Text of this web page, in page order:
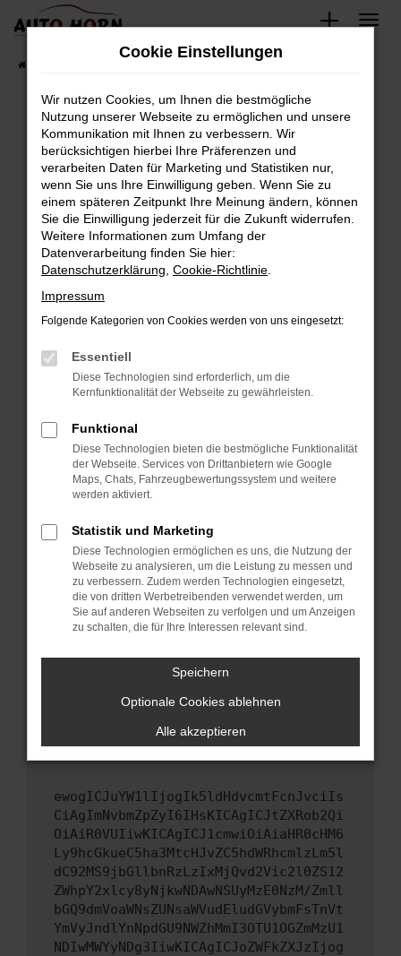
Zum
springen
Fahrzeugbestand
Fehler: Network Error
Beim Laden ist ein Fehler aufgetreten.
Hier sind ein paar Tipps, die dir helfen können:
Überprüfe deine Firewall und deine
Internetverbindung.
Laden andere Webseiten, zum Beispiel deine
Suchmaschine?
Prüfe deine Browsererweiterungen.
können das Laden bestimmter Seiten
verhindern. Funktioniert die Seite in einem
anderen Browser oder in einem privaten
Starte dein Gerät neu.
Das kann manchmal helfen, vorübergehende
Probleme zu beheben.
Betriebssystem auf dem neuesten Stand
sind.
Veraltete Software birgt nicht nur ein
Sicherheitsrisiko, sondern kann auch dazu
führen, dass bestimmte Funktionen nicht mehr
unterstützt werden.
Wende dich an den Webseitenbetreiber.
Wenn du alle oben genannten Schritte versucht
hast, kontaktiere uns bitte. Wir werden
versuchen, das Problem zu beheben. Du kannst
uns diesen Text schicken, um uns bei der
ewogICJuYW1lIjogIk5ldHdvcmtFcnJvciIs
CiAgImNvbmZpZyI6IHsKICAgICJtZXRob2Qi
OiAiR0VUIiwKICAgICJ1cmwiOiAiaHR0cHM6
Ly9hcGkueC5ha3MtcHJvZC5hdWRhcmlzLm5l
dC92MS9jbGllbnRzLzIxMjQvd2Vic2l0ZS12
ZWhpY2xlcy8yNjkwNDAwNSUyMzE0NzM/Zmll
bGQ9dmVoaWNsZUNsaWVudEludGVybmFsTnVt
YmVyJndlYnNpdGU9NWZhMmI3OTU1OGZmMzU1
NDIwMWYyNDg3IiwKICAgICJoZWFkZXJzIjog
Cookie Einstellungen
Wir nutzen Cookies, um Ihnen die bestmögliche
Nutzung unserer Webseite zu ermöglichen und unsere
Kommunikation mit Ihnen zu verbessern. Wir
berücksichtigen hierbei Ihre Präferenzen und
verarbeiten Daten für Marketing und Statistiken nur,
wenn Sie uns Ihre Einwilligung geben. Wenn Sie zu
einem späteren Zeitpunkt Ihre Meinung ändern, können
Sie die Einwilligung jederzeit für die Zukunft widerrufen.
Weitere Informationen zum Umfang der
Datenverarbeitung finden Sie hier:
Datenschutzerklärung Cookie-Richtlinie
Impressum
Folgende Kategorien von Cookies werden von uns eingesetzt:
Essentiell
Diese Technologien sind erforderlich, um die
Kernfunktionalität der Webseite zu gewährleisten.
Funktional
Diese Technologien bieten die bestmögliche Funktionalität
der Webseite. Services von Drittanbietern wie Google
Maps, Chats, Fahrzeugbewertungssystem und weitere
werden aktiviert.
Statistik und Marketing
Diese Technologien ermöglichen es uns, die Nutzung der
Webseite zu analysieren, um die Leistung zu messen und
zu verbessern. Zudem werden Technologien eingesetzt,
die von dritten Werbetreibenden verwendet werden, um
Sie auf anderen Webseiten zu verfolgen und um Anzeigen
zu schalten, die für Ihre Interessen relevant sind.
Speichern
Optionale Cookies ablehnen
Alle akzeptieren